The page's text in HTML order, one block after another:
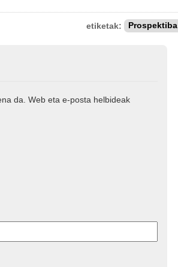
etiketak: Prospektiba
da. Web eta e-posta helbideak